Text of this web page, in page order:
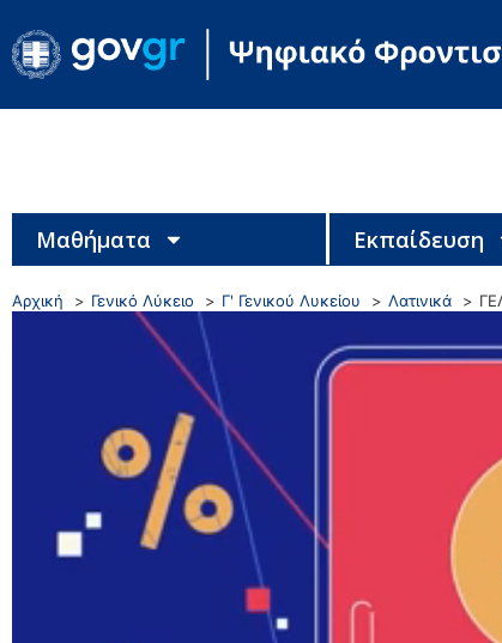
Μαθήματα Εκπαίδευση
Αρχική Γενικό Λύκειο Γ' Γενικού Λυκείου Λατινικά